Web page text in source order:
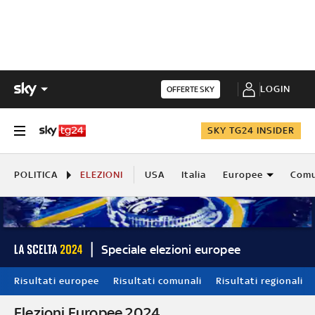
OFFERTE SKY LOGIN
SKY TG24 INSIDER
POLITICA ELEZIONI USA Italia Europee
Speciale elezioni europee
Risultati europee Risultati comunali Risultati regionali